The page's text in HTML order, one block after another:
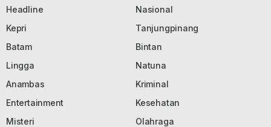
Headline
Nasional
Kepri
Tanjungpinang
Batam
Bintan
Lingga
Natuna
Anambas
Kriminal
Entertainment
Kesehatan
Misteri
Olahraga